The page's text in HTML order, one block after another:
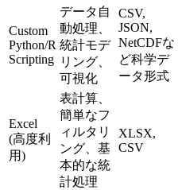
Custom
Python/R
Scripting
データ自
動処理、
統計モデ
リング、
可視化
CSV,
JSON,
NetCDFな
ど科学デ
ータ形式
Excel
(高度利
用)
表計算、
簡単なフ
ィルタリ
ング、基
本的な統
計処理
XLSX,
CSV